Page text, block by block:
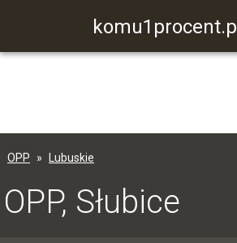
komu1procent.pl
OPP Lubuskie
OPP, Słubice